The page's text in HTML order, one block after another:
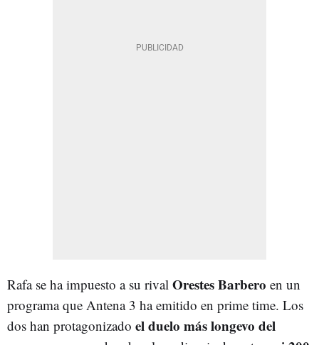
Rafa se ha impuesto a su rival Orestes Barbero en un
programa que Antena 3 ha emitido en prime time. Los
dos han protagonizado el duelo más longevo del